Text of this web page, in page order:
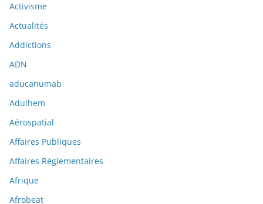
Activisme
Actualités
Addictions
ADN
aducanumab
Adulhem
Aérospatial
Affaires Publiques
Affaires Réglementaires
Afrique
Afrobeat